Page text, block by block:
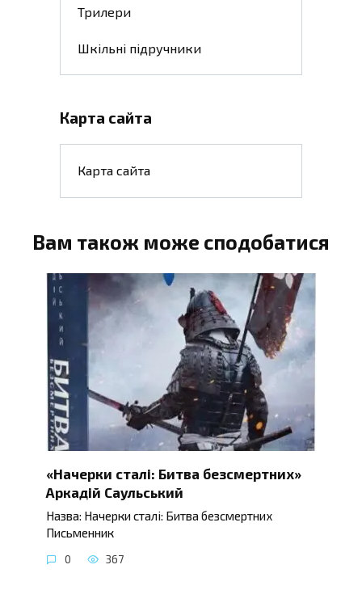
Трилери
Шкільні підручники
Карта сайта
Карта сайта
Вам також може сподобатися
«Начерки сталі: Битва безсмертних»
Аркадій Саульський
Назва: Начерки сталі: Битва безсмертних
Письменник
0 367